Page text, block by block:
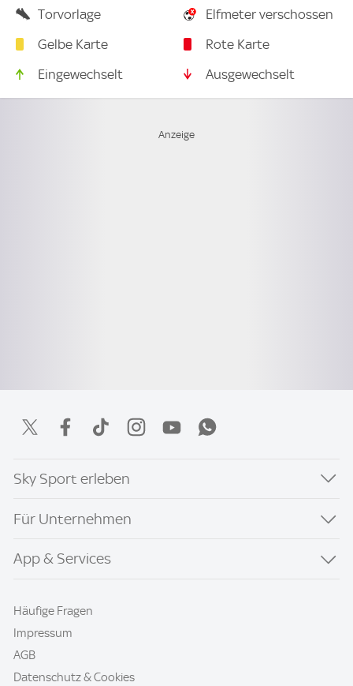
Torvorlage
Elfmeter verschossen
Gelbe Karte
Rote Karte
Eingewechselt
Ausgewechselt
Sky Sport erleben
Für Unternehmen
App & Services
Häufige Fragen
Impressum
AGB
Datenschutz & Cookies